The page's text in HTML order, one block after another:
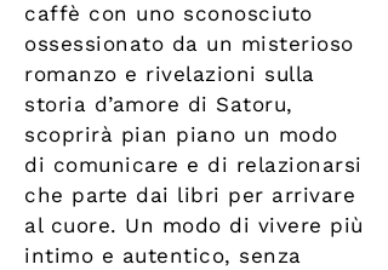
caffè con uno sconosciuto
ossessionato da un misterioso
romanzo e rivelazioni sulla
storia d’amore di Satoru,
scoprirà pian piano un modo
di comunicare e di relazionarsi
che parte dai libri per arrivare
al cuore. Un modo di vivere più
intimo e autentico, senza